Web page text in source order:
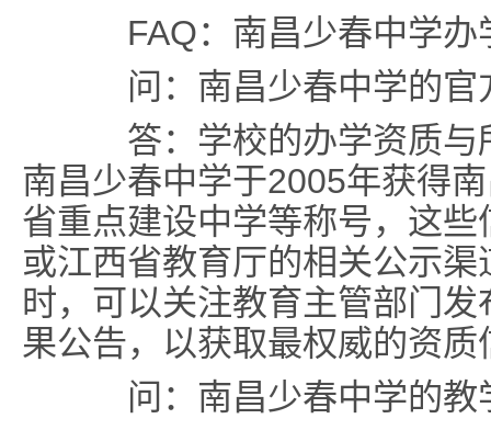
FAQ：南昌少春中学办
问：南昌少春中学的
答：学校的办学资质与
南昌少春中学于2005年获得
省重点建设中学等称号，这
或江西省教育厅的相关公示
时，可以关注教育主管部门
果公告，以获取最权威的资质
问：南昌少春中学的